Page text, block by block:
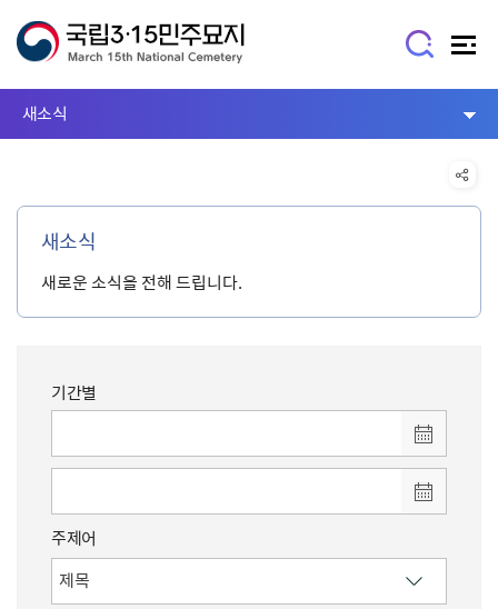
새소식
새소식
새로운 소식을 전해 드립니다.
기간별
주제어